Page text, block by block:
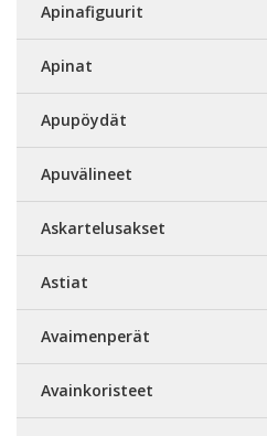
Apinafiguurit
Apinat
Apupöydät
Apuvälineet
Askartelusakset
Astiat
Avaimenperät
Avainkoristeet